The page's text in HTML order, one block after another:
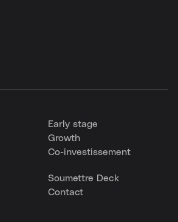
Early stage
Growth
Co-investissement
Soumettre Deck
Contact